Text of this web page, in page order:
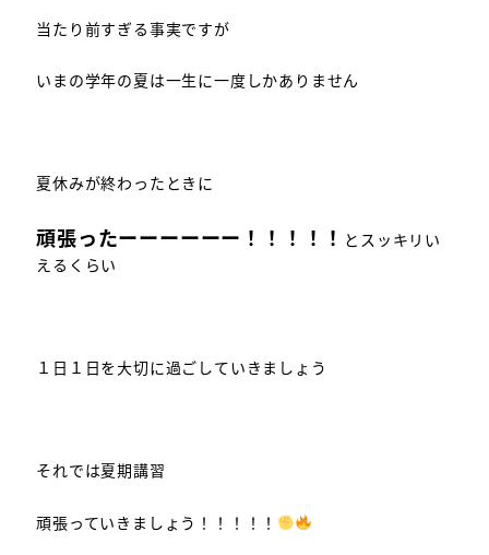
当たり前すぎる事実ですが
いまの学年の夏は一生に一度しかありません
夏休みが終わったときに
頑張ったーーーーーー！！！！！ とスッキリい
えるくらい
１日１日を大切に過ごしていきましょう
それでは夏期講習
頑張っていきましょう！！！！！